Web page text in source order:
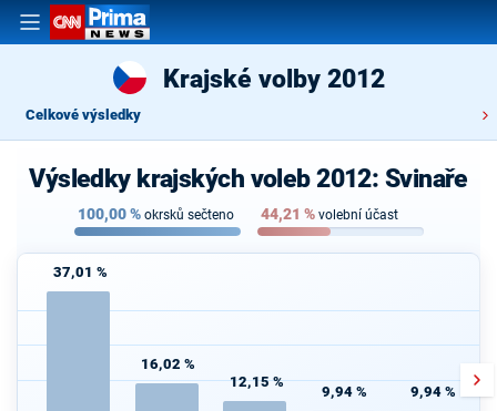
Krajské volby 2012
Celkové výsledky
Výsledky krajských voleb 2012: Svinaře
100,00% okrsků sečteno 44,21 % volební účast
37,01 %
16,02 %
12,15 %
9,94 % 9,94 %